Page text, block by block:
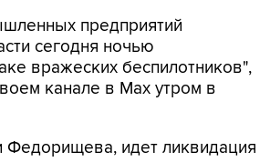
предприятий
сегодня ночью
вражеских беспилотников",
канале в Max утром в
идет ликвидация